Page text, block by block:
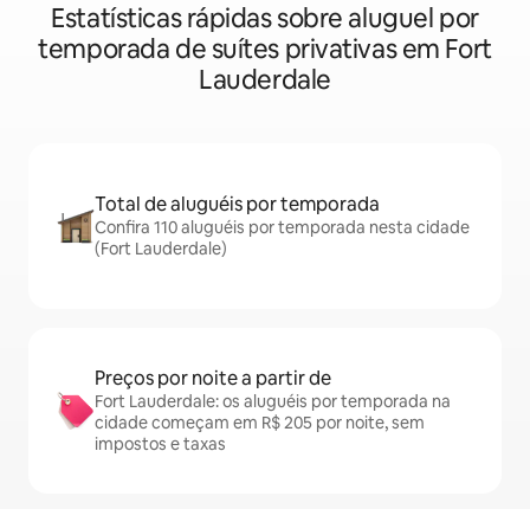
Estatísticas rápidas sobre aluguel por
temporada de suítes privativas em Fort
Lauderdale
Total de aluguéis por temporada
Confira 110 aluguéis por temporada nesta cidade
(Fort Lauderdale)
Preços por noite a partir de
Fort Lauderdale: os aluguéis por temporada na
cidade começam em R$ 205 por noite, sem
impostos e taxas